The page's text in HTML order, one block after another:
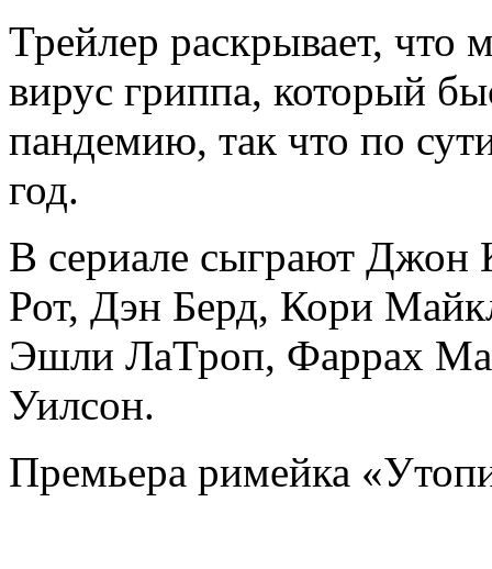
Трейлер раскрывает, что
вирус гриппа, который
пандемию, так что по
год.
В сериале сыграют
Рот, Дэн Берд, Кори
Эшли ЛаТроп, Фаррах
Уилсон.
Премьера римейка